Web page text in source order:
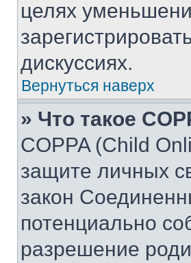
целях
дискуссиях.
Вернуться наверх
» Что такое
COPPA (Child
защите личных
закон
потенциально
разрешение